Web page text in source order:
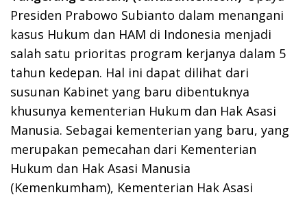
Presiden Prabowo Subianto dalam menangani
kasus Hukum dan HAM di Indonesia menjadi
salah satu prioritas program kerjanya dalam 5
tahun kedepan. Hal ini dapat dilihat dari
susunan Kabinet yang baru dibentuknya
khusunya kementerian Hukum dan Hak Asasi
Manusia. Sebagai kementerian yang baru, yang
merupakan pemecahan dari Kementerian
Hukum dan Hak Asasi Manusia
(Kemenkumham), Kementerian Hak Asasi